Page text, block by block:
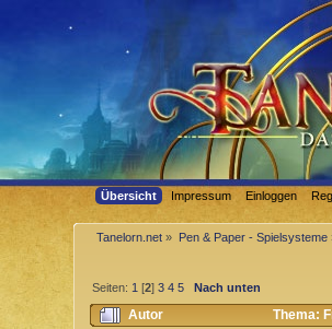
Übersicht Impressum Einloggen
Tanelorn.net » Pen & Paper - Spielsysteme
Seiten: 1 [2]3 4 5 Nach unten
Autor Thema: